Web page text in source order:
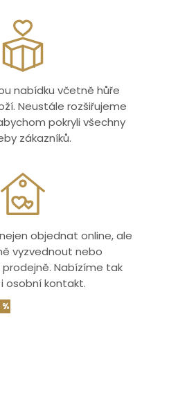
nabídku včetně hůře
Neustále rozšiřujeme
pokryli všechny
zákazníků.
objednat online, ale
vyzvednout nebo
Nabízíme tak
osobní kontakt.